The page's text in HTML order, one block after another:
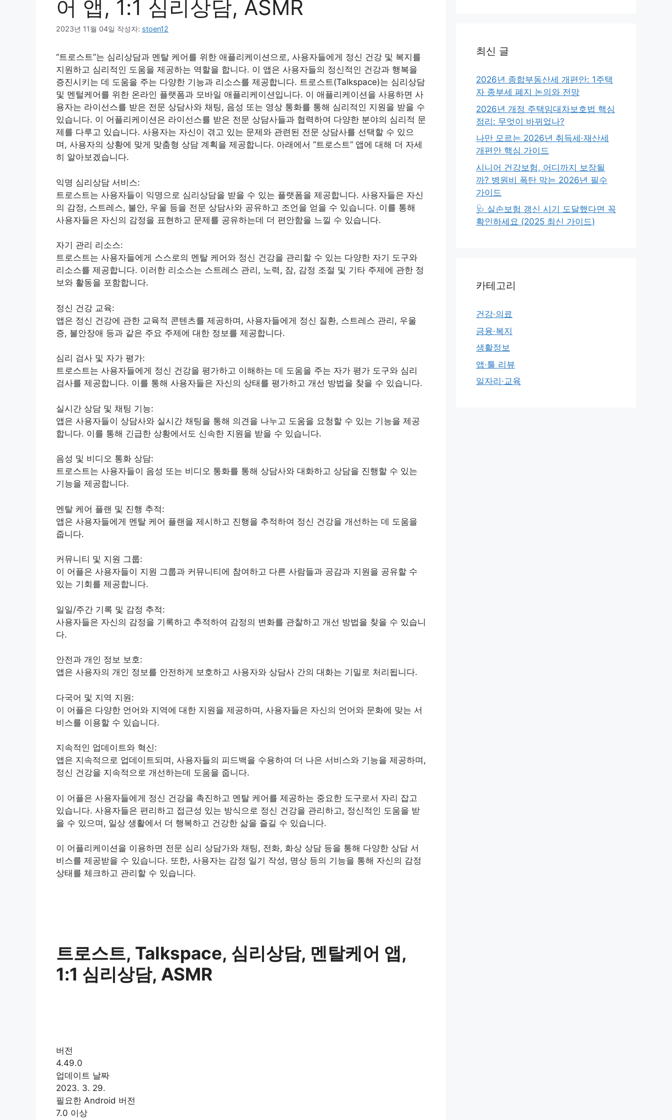
어 앱, 1:1 심리상담, ASMR
2023년 11월 04일 작성자: stoen12
“트로스트”는 심리상담과 멘탈 케어를 위한 애플리케이션으로, 사용자들에게 정신 건강 및 복지를
지원하고 심리적인 도움을 제공하는 역할을 합니다. 이 앱은 사용자들의 정신적인 건강과 행복을
증진시키는 데 도움을 주는 다양한 기능과 리소스를 제공합니다. 트로스트(Talkspace)는 심리상담
및 멘털케어를 위한 온라인 플랫폼과 모바일 애플리케이션입니다. 이 애플리케이션을 사용하면 사
용자는 라이선스를 받은 전문 상담사와 채팅, 음성 또는 영상 통화를 통해 심리적인 지원을 받을 수
있습니다. 이 어플리케이션은 라이선스를 받은 전문 상담사들과 협력하여 다양한 분야의 심리적 문
제를 다루고 있습니다. 사용자는 자신이 겪고 있는 문제와 관련된 전문 상담사를 선택할 수 있으
며, 사용자의 상황에 맞게 맞춤형 상담 계획을 제공합니다. 아래에서 “트로스트” 앱에 대해 더 자세
히 알아보겠습니다.
익명 심리상담 서비스:
트로스트는 사용자들이 익명으로 심리상담을 받을 수 있는 플랫폼을 제공합니다. 사용자들은 자신
의 감정, 스트레스, 불안, 우울 등을 전문 상담사와 공유하고 조언을 얻을 수 있습니다. 이를 통해
사용자들은 자신의 감정을 표현하고 문제를 공유하는데 더 편안함을 느낄 수 있습니다.
자기 관리 리소스:
트로스트는 사용자들에게 스스로의 멘탈 케어와 정신 건강을 관리할 수 있는 다양한 자기 도구와
리소스를 제공합니다. 이러한 리소스는 스트레스 관리, 노력, 잠, 감정 조절 및 기타 주제에 관한 정
보와 활동을 포함합니다.
정신 건강 교육:
앱은 정신 건강에 관한 교육적 콘텐츠를 제공하며, 사용자들에게 정신 질환, 스트레스 관리, 우울
증, 불안장애 등과 같은 주요 주제에 대한 정보를 제공합니다.
심리 검사 및 자가 평가:
트로스트는 사용자들에게 정신 건강을 평가하고 이해하는 데 도움을 주는 자가 평가 도구와 심리
검사를 제공합니다. 이를 통해 사용자들은 자신의 상태를 평가하고 개선 방법을 찾을 수 있습니다.
실시간 상담 및 채팅 기능:
앱은 사용자들이 상담사와 실시간 채팅을 통해 의견을 나누고 도움을 요청할 수 있는 기능을 제공
합니다. 이를 통해 긴급한 상황에서도 신속한 지원을 받을 수 있습니다.
음성 및 비디오 통화 상담:
트로스트는 사용자들이 음성 또는 비디오 통화를 통해 상담사와 대화하고 상담을 진행할 수 있는
기능을 제공합니다.
멘탈 케어 플랜 및 진행 추적:
앱은 사용자들에게 멘탈 케어 플랜을 제시하고 진행을 추적하여 정신 건강을 개선하는 데 도움을
줍니다.
커뮤니티 및 지원 그룹:
이 어플은 사용자들이 지원 그룹과 커뮤니티에 참여하고 다른 사람들과 공감과 지원을 공유할 수
있는 기회를 제공합니다.
일일/주간 기록 및 감정 추적:
사용자들은 자신의 감정을 기록하고 추적하여 감정의 변화를 관찰하고 개선 방법을 찾을 수 있습니
다.
안전과 개인 정보 보호:
앱은 사용자의 개인 정보를 안전하게 보호하고 사용자와 상담사 간의 대화는 기밀로 처리됩니다.
다국어 및 지역 지원:
이 어플은 다양한 언어와 지역에 대한 지원을 제공하며, 사용자들은 자신의 언어와 문화에 맞는 서
비스를 이용할 수 있습니다.
지속적인 업데이트와 혁신:
앱은 지속적으로 업데이트되며, 사용자들의 피드백을 수용하여 더 나은 서비스와 기능을 제공하며,
정신 건강을 지속적으로 개선하는데 도움을 줍니다.
이 어플은 사용자들에게 정신 건강을 촉진하고 멘탈 케어를 제공하는 중요한 도구로서 자리 잡고
있습니다. 사용자들은 편리하고 접근성 있는 방식으로 정신 건강을 관리하고, 정신적인 도움을 받
을 수 있으며, 일상 생활에서 더 행복하고 건강한 삶을 즐길 수 있습니다.
이 어플리케이션을 이용하면 전문 심리 상담가와 채팅, 전화, 화상 상담 등을 통해 다양한 상담 서
비스를 제공받을 수 있습니다. 또한, 사용자는 감정 일기 작성, 명상 등의 기능을 통해 자신의 감정
상태를 체크하고 관리할 수 있습니다.
트로스트, Talkspace, 심리상담, 멘탈케어 앱,
1:1 심리상담, ASMR
버전
4.49.0
업데이트 날짜
2023. 3. 29.
필요한 Android 버전
7.0 이상
최신 글
2026년 종합부동산세 개편안: 1주택
자 종부세 폐지 논의와 전망
2026년 개정 주택임대차보호법 핵심
정리: 무엇이 바뀌었나?
나만 모르는 2026년 취득세·재산세
개편안 핵심 가이드
시니어 건강보험, 어디까지 보장될
까? 병원비 폭탄 막는 2026년 필수
가이드
🩺 실손보험 갱신 시기 도달했다면 꼭
확인하세요 (2025 최신 가이드)
카테고리
건강·의료
금융·복지
생활정보
앱·툴 리뷰
일자리·교육